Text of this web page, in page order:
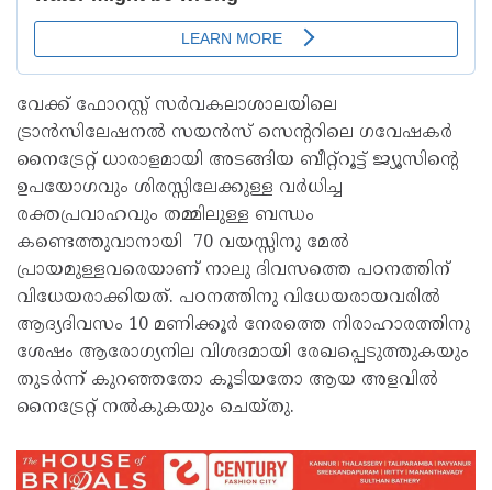
വേക്ക് ഫോറസ്റ്റ് സര്‍വകലാശാലയിലെ
ട്രാന്‍സിലേഷനല്‍ സയന്‍സ് സെന്‍ററിലെ ഗവേഷകര്‍
നൈട്രേറ്റ് ധാരാളമായി അടങ്ങിയ ബീറ്റ്റൂട്ട് ജ്യൂസിന്‍റെ
ഉപയോഗവും ശിരസ്സിലേക്കുള്ള വര്‍ധിച്ച
രക്തപ്രവാഹവും തമ്മിലുള്ള ബന്ധം
കണ്ടെത്തുവാനായി 70 വയസ്സിനു മേല്‍
പ്രായമുള്ളവരെയാണ് നാലു ദിവസത്തെ പഠനത്തിന്
വിധേയരാക്കിയത്. പഠനത്തിനു വിധേയരായവരില്‍
ആദ്യദിവസം 10 മണിക്കൂര്‍ നേരത്തെ നിരാഹാരത്തിനു
ശേഷം ആരോഗ്യനില വിശദമായി രേഖപ്പെടുത്തുകയും
തുടര്‍ന്ന് കുറഞ്ഞതോ കൂടിയതോ ആയ അളവില്‍
നൈട്രേറ്റ് നല്‍കുകയും ചെയ്തു.